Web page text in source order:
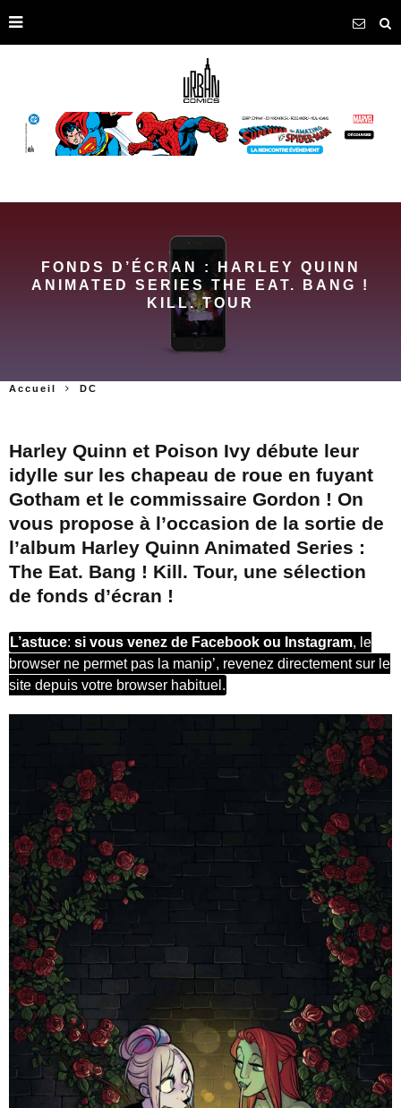
FONDS D’ÉCRAN : HARLEY QUINN
ANIMATED SERIES THE EAT. BANG !
KILL. TOUR
Accueil DC
Harley Quinn et Poison Ivy débute leur
idylle sur les chapeau de roue en fuyant
Gotham et le commissaire Gordon ! On
vous propose à l’occasion de la sortie de
l’album Harley Quinn Animated Series :
The Eat. Bang ! Kill. Tour, une sélection
de fonds d’écran !
L’astuce: si vous venez de Facebook ou Instagram, le
browser ne permet pas la manip’, revenez directement sur le
site depuis votre browser habituel.